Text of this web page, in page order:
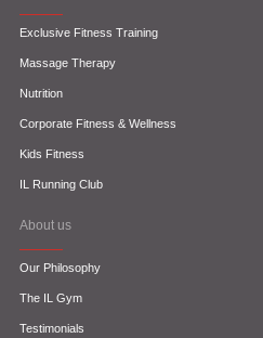
Exclusive Fitness Training
Massage Therapy
Nutrition
Corporate Fitness & Wellness
Kids Fitness
IL Running Club
About us
Our Philosophy
The IL Gym
Testimonials